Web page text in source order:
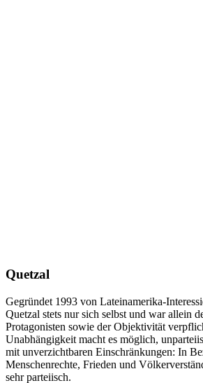
Quetzal
Gegründet 1993 von Lateinamerika-
Quetzal stets nur sich selbst und war allein
Protagonisten sowie der Objektivität
Unabhängigkeit macht es möglich,
mit unverzichtbaren Einschränkungen: In
Menschenrechte, Frieden und
sehr parteiisch.